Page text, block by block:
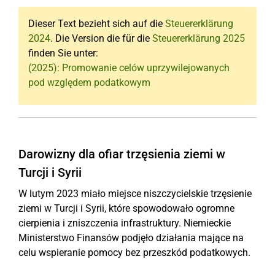
Dieser Text bezieht sich auf die Steuererklärung
2024. Die Version die für die Steuererklärung 2025
finden Sie unter:
(2025): Promowanie celów uprzywilejowanych
pod względem podatkowym
Darowizny dla ofiar trzęsienia ziemi w
Turcji i Syrii
W lutym 2023 miało miejsce niszczycielskie trzęsienie
ziemi w Turcji i Syrii, które spowodowało ogromne
cierpienia i zniszczenia infrastruktury. Niemieckie
Ministerstwo Finansów podjęło działania mające na
celu wspieranie pomocy bez przeszkód podatkowych.